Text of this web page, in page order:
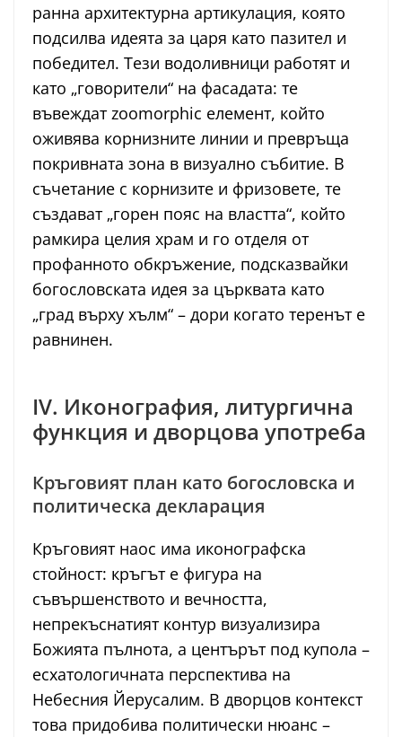
ранна архитектурна артикулация, която
подсилва идеята за царя като пазител и
победител. Тези водоливници работят и
като „говорители“ на фасадата: те
въвеждат zoomorphic елемент, който
оживява корнизните линии и превръща
покривната зона в визуално събитие. В
съчетание с корнизите и фризовете, те
създават „горен пояс на властта“, който
рамкира целия храм и го отделя от
профанното обкръжение, подсказвайки
богословската идея за църквата като
„град върху хълм“ – дори когато теренът е
равнинен.
IV. Иконография, литургична
функция и дворцова употреба
Кръговият план като богословска и
политическа декларация
Кръговият наос има иконографска
стойност: кръгът е фигура на
съвършенството и вечността,
непрекъснатият контур визуализира
Божията пълнота, а центърът под купола –
есхатологичната перспектива на
Небесния Йерусалим. В дворцов контекст
това придобива политически нюанс –